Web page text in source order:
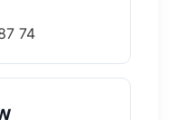
74